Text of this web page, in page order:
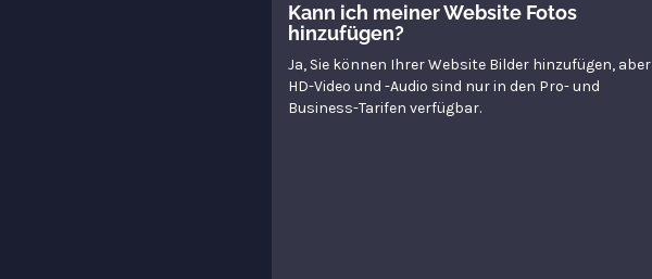
Kann ich meiner Website Fotos
hinzufügen?
Ja, Sie können Ihrer Website Bilder hinzufügen, aber
HD-Video und -Audio sind nur in den Pro- und
Business-Tarifen verfügbar.